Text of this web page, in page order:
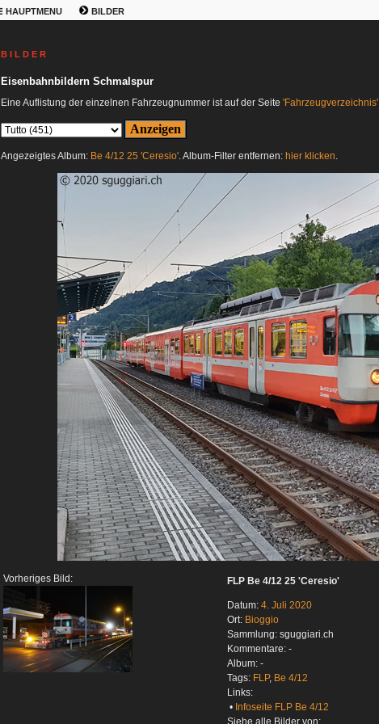
HAUPTMENU BILDER
B I L D E R
Eisenbahnbildern Schmalspur
Eine Auflistung der einzelnen Fahrzeugnummer ist auf der Seite 'Fahrzeugverzeichnis'
Angezeigtes Album: Be 4/12 25 'Ceresio'. Album-Filter entfernen: hier klicken.
Vorheriges Bild: FLP Be 4/12 25 'Ceresio'
Datum: 4. Juli 2020
Ort: Bioggio
Sammlung: sguggiari.ch
Kommentare: -
Album: -
Tags: FLP, Be 4/12
Links:
• Infoseite FLP Be 4/12